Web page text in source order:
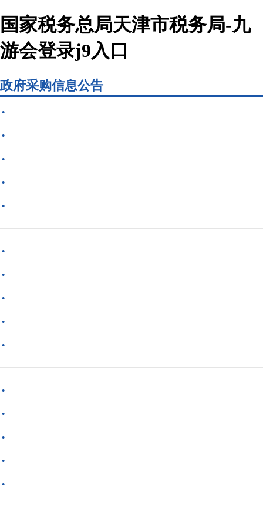
国家税务总局天津市税务局-九
游会登录j9入口
政府采购信息公告
·
·
·
·
·
·
·
·
·
·
·
·
·
·
·